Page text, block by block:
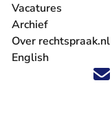
Volg ons op X
Volg ons op
Volg ons op
Volg ons
Volg
Vacatures
- U verlaat
Archief
Over rechtspraak.nl
English